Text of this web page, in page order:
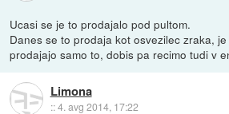
Ucasi se je to prodajalo pod pultom.
Danes se to prodaja kot osvezilec zraka,
prodajajo samo to, dobis pa recimo tudi v
Limona
::4. avg 2014, 17:22